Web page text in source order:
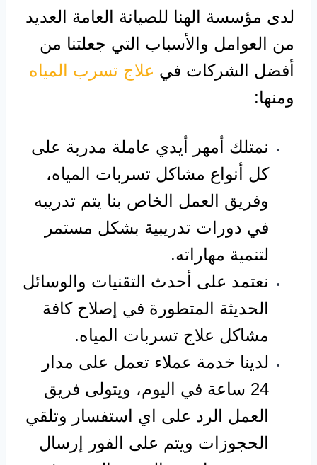
لدى مؤسسة الهنا للصيانة العامة العديد
من العوامل والأسباب التي جعلتنا من
أفضل الشركات في علاج تسرب المياه
ومنها:
نمتلك أمهر أيدي عاملة مدربة على
كل أنواع مشاكل تسربات المياه،
وفريق العمل الخاص بنا يتم تدريبه
في دورات تدريبية بشكل مستمر
لتنمية مهاراته.
نعتمد على أحدث التقنيات والوسائل
الحديثة المتطورة في إصلاح كافة
مشاكل علاج تسربات المياه.
لدينا خدمة عملاء تعمل على مدار
24 ساعة في اليوم، ويتولى فريق
العمل الرد على اي استفسار وتلقي
الحجوزات ويتم على الفور إرسال